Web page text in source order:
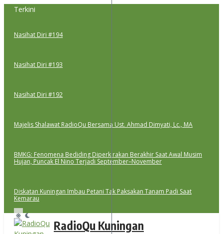
Lewati
Terkini
Nasihat Diri #194
Nasihat Diri #193
Nasihat Diri #192
Majelis Shalawat RadioQu Bersama Ust. Ahmad Dimyati, Lc., MA
BMKG: Fenomena Bediding Diperkirakan Berakhir Saat Awal Musim
Hujan, Puncak El Nino Terjadi September–November
Diskatan Kuningan Imbau Petani Tak Paksakan Tanam Padi Saat
Kemarau
RadioQu Kuningan